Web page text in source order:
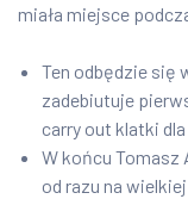
miała miejsce
Ten odbędzie się
zadebiutuje
carry out klatki
W końcu Tomasz
od razu na